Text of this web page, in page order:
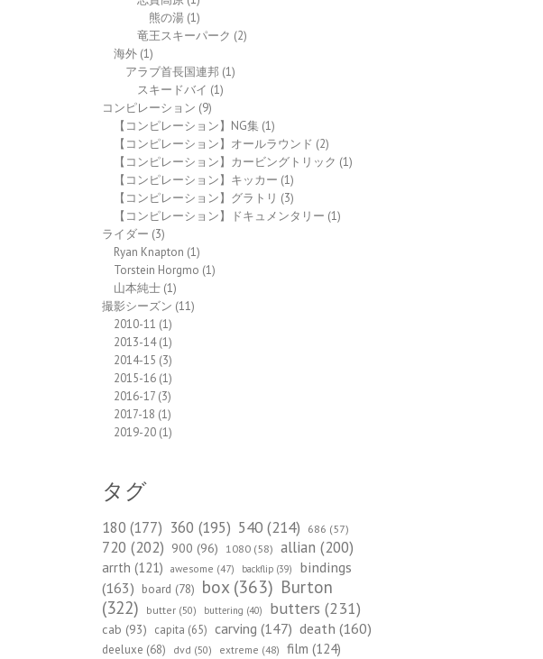
熊の湯 (1)
竜王スキーパーク (2)
海外 (1)
アラブ首長国連邦 (1)
スキードバイ (1)
コンピレーション (9)
【コンピレーション】NG集 (1)
【コンピレーション】オールラウンド (2)
【コンピレーション】カービングトリック (1)
【コンピレーション】キッカー (1)
【コンピレーション】グラトリ (3)
【コンピレーション】ドキュメンタリー (1)
ライダー (3)
Ryan Knapton (1)
Torstein Horgmo (1)
山本純士 (1)
撮影シーズン (11)
2010-11 (1)
2013-14(1)
2014-15 (3)
2015-16 (1)
2016-17 (3)
2017-18 (1)
2019-20 (1)
タグ
180 (177) 360 (195) 540 (214) 686 (57)
720 (202) 900 (96) 1080 (58) allian (200)
arrth (121) awesome (47) backflip (39)
bindings
(163) board (78) box(363) Burton
(322)
butter (50) buttering (40) butters (231)
cab (93) capita (65) carving (147) death (160)
deeluxe (68) dvd (50) extreme (48) film (124)